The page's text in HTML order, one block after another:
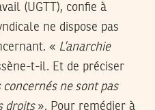
(UGTT), confie à
ne dispose pas
« L’anarchie
t-il. Et de préciser
ne sont pas
droits». Pour remédier à